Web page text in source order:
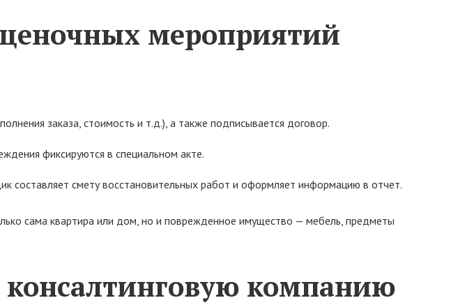
мероприятий
заказа, стоимость и т.д.), а также подписывается договор.
фиксируются в специальном акте.
составляет смету восстановительных работ и оформляет информацию в отчет.
сама квартира или дом, но и поврежденное имущество — мебель, предметы
консалтинговую компанию